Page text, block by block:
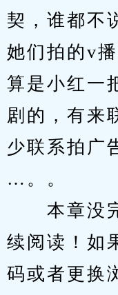
契，谁都不
她们拍的v
算是小红一
剧的，有来
少联系拍广
…。。
本章没完
续阅读！如
码或者更换